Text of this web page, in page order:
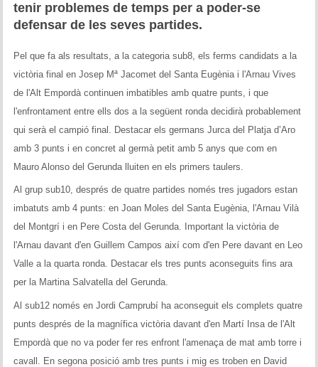
Torneig Llampec
Escacs Actius
Història del club
Memòries
Teoria i problemes
Obertures
Problemes
Llibres
tenir problemes de temps per a poder-se
defensar de les seves partides.
Pel que fa als resultats, a la categoria sub8, els ferms candidats a la
victòria final en Josep Mª Jacomet del Santa Eugènia i l'Arnau Vives
de l'Alt Empordà continuen imbatibles amb quatre punts, i que
l'enfrontament entre ells dos a la següent ronda decidirà probablement
qui serà el campió final. Destacar els germans Jurca del Platja d’Aro
amb 3 punts i en concret al germà petit amb 5 anys que com en
Mauro Alonso del Gerunda lluiten en els primers taulers.
Al grup sub10, després de quatre partides només tres jugadors estan
imbatuts amb 4 punts: en Joan Moles del Santa Eugènia, l'Arnau Vilà
del Montgrí i en Pere Costa del Gerunda. Important la victòria de
l'Arnau davant d'en Guillem Campos així com d'en Pere davant en Leo
Valle a la quarta ronda. Destacar els tres punts aconseguits fins ara
per la Martina Salvatella del Gerunda.
Al sub12 només en Jordi Camprubí ha aconseguit els complets quatre
punts després de la magnífica victòria davant d'en Martí Insa de l'Alt
Empordà que no va poder fer res enfront l'amenaça de mat amb torre i
cavall. En segona posició amb tres punts i mig es troben en David